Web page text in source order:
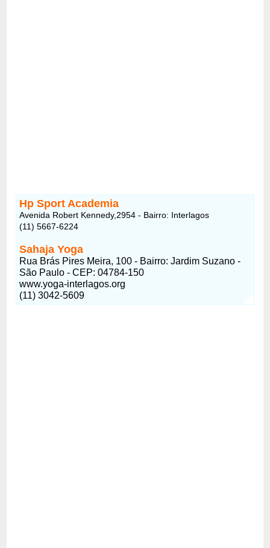
Hp Sport Academia
Avenida Robert Kennedy,2954 - Bairro: Interlagos
(11) 5667-6224
Sahaja Yoga
Rua Brás Pires Meira, 100 - Bairro: Jardim Suzano -
São Paulo - CEP: 04784-150
www.yoga-interlagos.org
(11) 3042-5609